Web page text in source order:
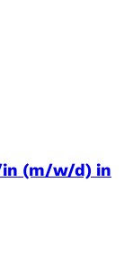
(m/w/d) in